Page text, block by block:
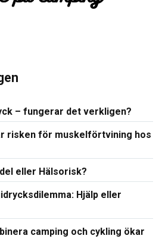
– fungerar det verkligen?
risken för muskelförtvining hos
eller Hälsorisk?
Hjälp eller
camping och cykling ökar